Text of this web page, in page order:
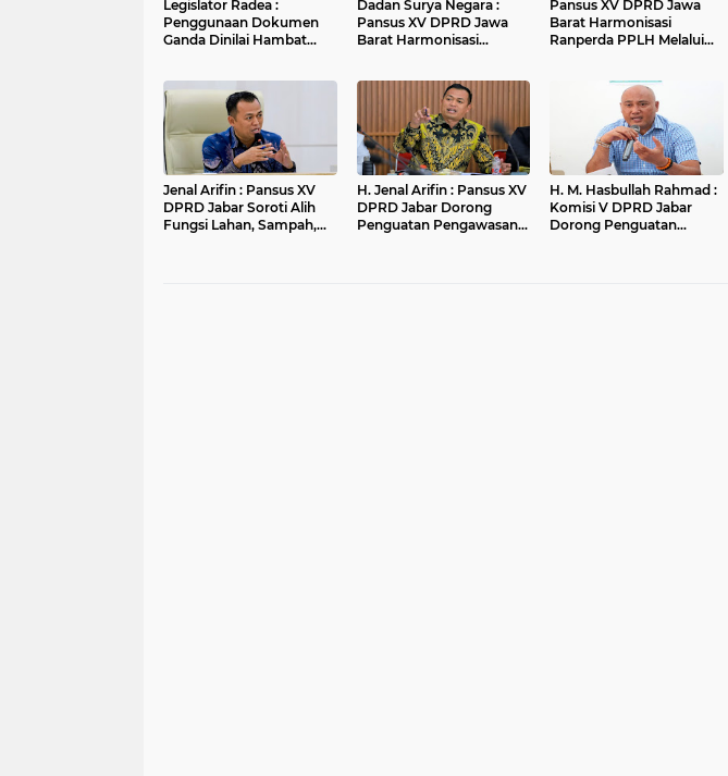
Legislator Radea :
Penggunaan Dokumen
Ganda Dinilai Hambat
Sampah di Kota Bandung
Dadan Surya Negara :
Pansus XV DPRD Jawa
Barat Harmonisasi
Pansus XV DPRD Jawa
Barat Harmonisasi
Ranperda PPLH Melalui
Jenal Arifin : Pansus XV
DPRD Jabar Soroti Alih
Fungsi Lahan, Sampah,
H. Jenal Arifin : Pansus XV
DPRD Jabar Dorong
Penguatan Pengawasan
H. M. Hasbullah Rahmad :
Komisi V DPRD Jabar
Dorong Penguatan